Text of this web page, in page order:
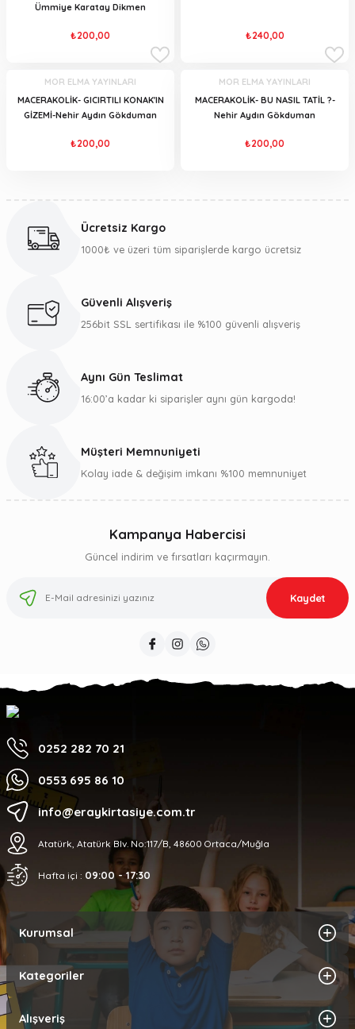
Ümmiye Karatay Dikmen
₺200,00 ₺240,00
MOR ELMA YAYINLARI
MACERAKOLİK- GICIRTILI KONAK'IN
GİZEMİ-Nehir Aydın Gökduman
₺200,00
MOR ELMA YAYINLARI
MACERAKOLİK- BU NASIL TATİL ?-
Nehir Aydın Gökduman
₺200,00
Ücretsiz Kargo
1000₺ ve üzeri tüm siparişlerde kargo ücretsiz
Güvenli Alışveriş
256bit SSL sertifikası ile %100 güvenli alışveriş
Aynı Gün Teslimat
16:00’a kadar ki siparişler aynı gün kargoda!
Müşteri Memnuniyeti
Kolay iade & değişim imkanı %100 memnuniyet
Kampanya Habercisi
Güncel indirim ve fırsatları kaçırmayın.
Kaydet
0252 282 70 21
0553 695 86 10
info@eraykirtasiye.com.tr
Atatürk, Atatürk Blv. No:117/B, 48600 Ortaca/Muğla
Hafta içi : 09:00 - 17:30
Kurumsal
Kategoriler
Alışveriş